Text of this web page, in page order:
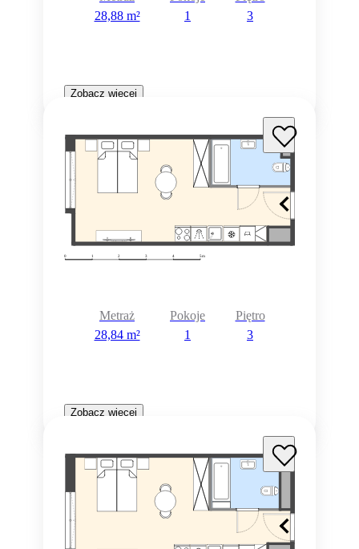
28,88 m²
1
3
Zobacz więcej
Metraż
28,84 m²
Pokoje
1
Piętro
3
Zobacz więcej